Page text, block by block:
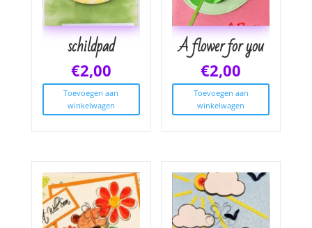
schildpad
€2,00
Toevoegen aan
winkelwagen
A flower for you
€2,00
Toevoegen aan
winkelwagen